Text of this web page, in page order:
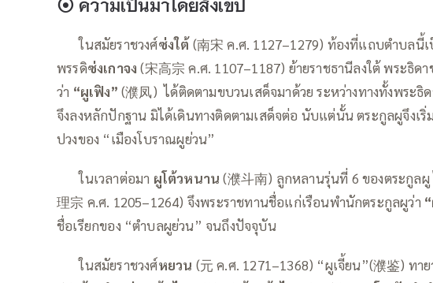
——ในสมัยราชวงศ์ซ่งใต้(南宋 ค.ศ. 1127–1279) ท้องที่แถบตำบลนี้
พรรดิซ่งเกาจง (宋高宗 ค.ศ. 1107–1187) ย้ายราชธานีลงใต้ พระธิด
ว่า “ผูเฟิง” (濮凤) ได้ติดตามขบวนเสด็จมาด้วย ระหว่างทางทั้งพระ
จึงลงหลักปักฐาน มิได้เดินทางติดตามเสด็จต่อ นับแต่นั้น ตระกูลผูจึงเริ่
ปวงของ “เมืองโบราณผูย่วน”
——ในเวลาต่อมา ผูโต้วหนาน (濮斗南) ลูกหลานรุ่นที่ 6 ของตระกูลผู
理宗 ค.ศ. 1205–1264) จึงพระราชทานชื่อแก่เรือนพำนักตระกูลผูว่า
ชื่อเรียกของ “ตำบลผูย่วน” จนถึงปัจจุบัน
——ในสมัยราชวงศ์หยวน (元 ค.ศ. 1271–1368) “ผูเจี้ยน”(濮鉴) ท